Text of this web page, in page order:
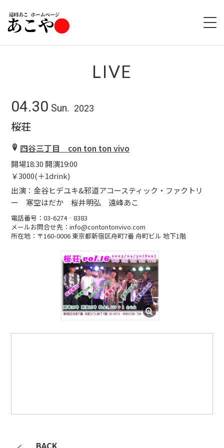
LIVE
04.30 Sun. 2023
桜荘
四谷三丁目 con ton ton vivo
開場18:30 開演19:00
￥3000(＋1drink)
出演：金谷ヒデユキ&邪道アコースティック・ファクトリ
ー 寒空はだか 桜井明弘 遠峰あこ
電話番号：03-6274‐8383
メールお問合せ先：info@contontonvivo.com
所在地：〒160-0006 東京都新宿区舟町7番 舟町ビル 地下1階
BACK